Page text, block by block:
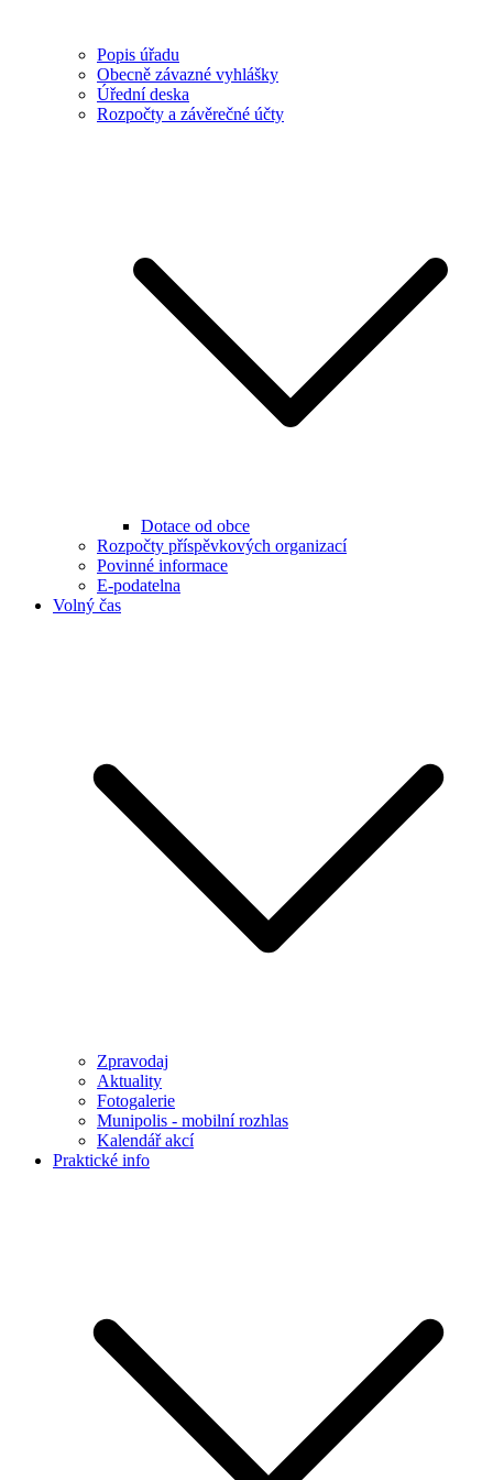
Popis úřadu
Obecně závazné vyhlášky
Úřední deska
Rozpočty a závěrečné účty
Dotace od obce
Rozpočty příspěvkových organizací
Povinné informace
E-podatelna
Volný čas
Zpravodaj
Aktuality
Fotogalerie
Munipolis - mobilní rozhlas
Kalendář akcí
Praktické info